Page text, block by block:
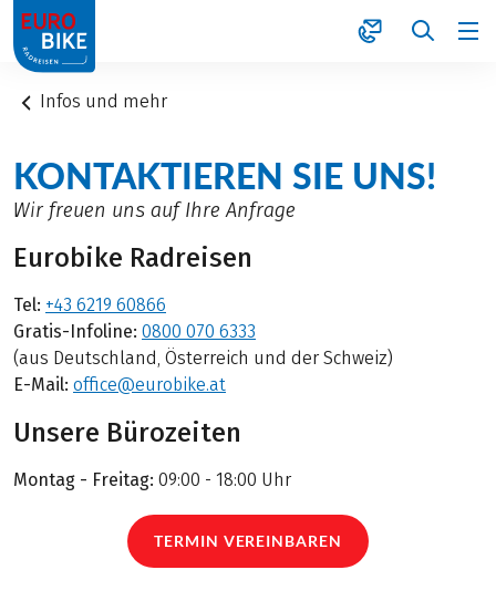
1
Infos und mehr
KONTAKTIEREN SIE UNS!
Wir freuen uns auf Ihre Anfrage
Eurobike Radreisen
Tel: +43 6219 60866
Gratis-Infoline: 0800 070 6333
(aus Deutschland, Österreich und der Schweiz)
E-Mail: office@eurobike.at
Unsere Bürozeiten
Montag - Freitag: 09:00 - 18:00 Uhr
TERMIN VEREINBAREN